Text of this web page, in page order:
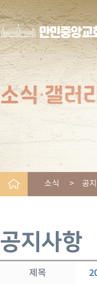
소식 > 공지
공지사항
제목